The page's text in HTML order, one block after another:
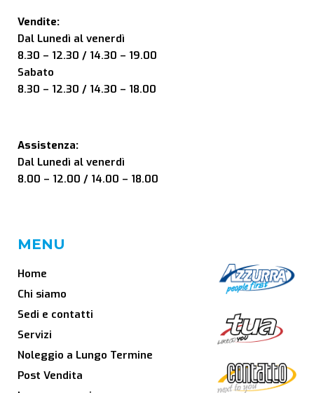
Vendite:
Dal Lunedì al venerdì
8.30 – 12.30 / 14.30 – 19.00
Sabato
8.30 – 12.30 / 14.30 – 18.00
Assistenza:
Dal Lunedì al venerdì
8.00 – 12.00 / 14.00 – 18.00
MENU
Home
Chi siamo
Sedi e contatti
Servizi
Noleggio a Lungo Termine
Post Vendita